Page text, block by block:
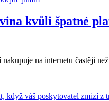
kvůli špatné
na internetu častěji